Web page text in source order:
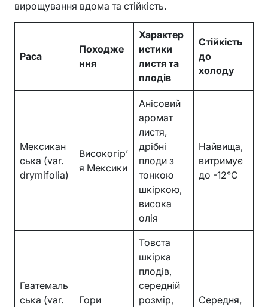
вирощування вдома та стійкість.
Раса
Походже
ння
Характер
истики
листя та
плодів
Стійкість
до
холоду
Мексикан
ська (var.
drymifolia)
Високогір’
я Мексики
Анісовий
аромат
листя,
дрібні
плоди з
тонкою
шкіркою,
висока
олія
Найвища,
витримує
до -12°C
Гватемаль
ська (var.
Гори
Товста
шкірка
плодів,
середній
розмір,
Середня,